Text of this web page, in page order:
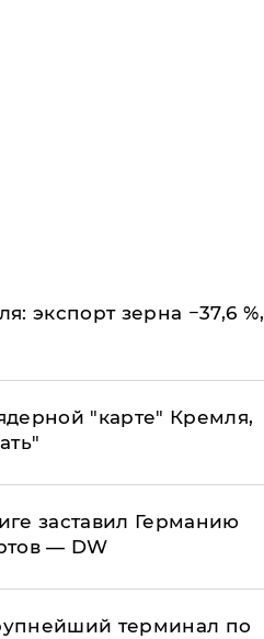
экспорт зерна −37,6 %,
"карте" Кремля,
заставил Германию
— DW
терминал по